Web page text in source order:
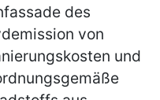
des
von
und